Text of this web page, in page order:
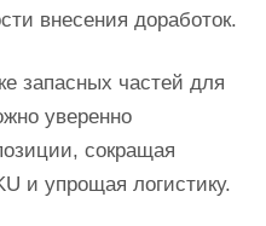
внесения доработок.
запасных частей для
уверенно
сокращая
и упрощая логистику.